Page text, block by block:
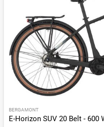
BERGAMONT
E-Horizon SUV 20 Belt - 600